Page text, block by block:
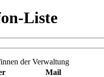
Liste
der Verwaltung
Mail